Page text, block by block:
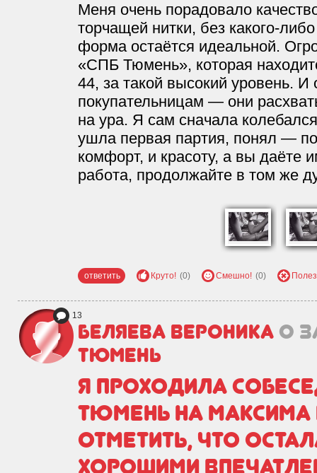
Меня очень порадовало
торчащей нитки, без какого-
форма остаётся идеальной.
«СПБ Тюмень», которая
44, за такой высокий уровень.
покупательницам — они
на ура. Я сам сначала
ушла первая партия, понял —
комфорт, и красоту, а вы даёте
работа, продолжайте в том же
ответить Круто! (0) Смешно! (0)
13
Беляева Вероника о
Тюмень
Я проходила
Тюмень на Максима
отметить, что
хорошими